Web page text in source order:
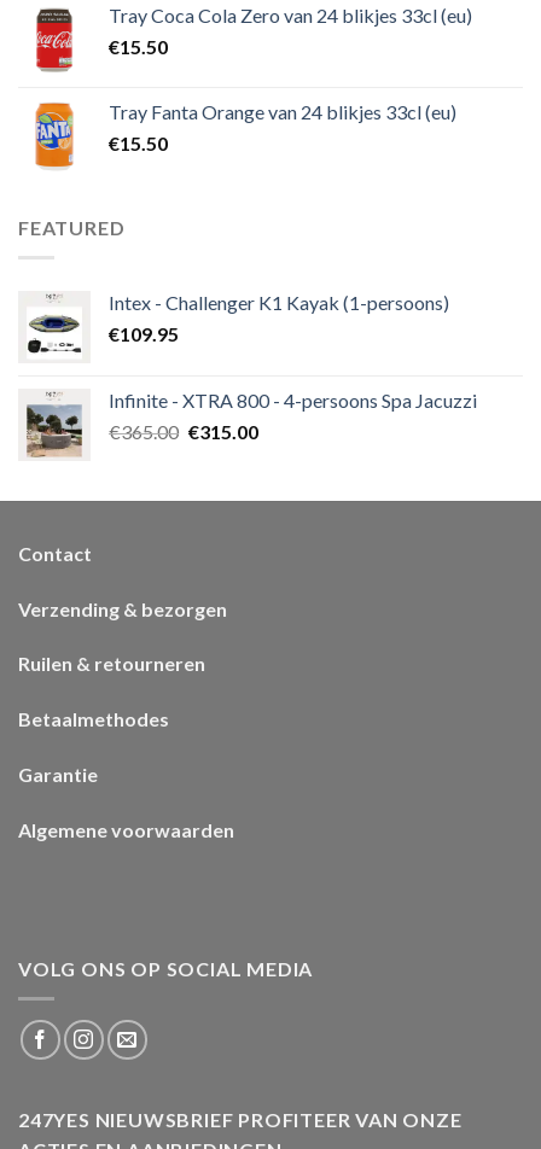
Tray Coca Cola Zero van 24 blikjes 33cl (eu)
€15.50
Tray Fanta Orange van 24 blikjes 33cl (eu)
€15.50
FEATURED
Intex - Challenger K1 Kayak (1-persoons)
€109.95
Infinite - XTRA 800 - 4-persoons Spa Jacuzzi
€365.00 €315.00
Contact
Verzending & bezorgen
Ruilen & retourneren
Betaalmethodes
Garantie
Algemene voorwaarden
VOLG ONS OP SOCIAL MEDIA
247YES NIEUWSBRIEF PROFITEER VAN ONZE